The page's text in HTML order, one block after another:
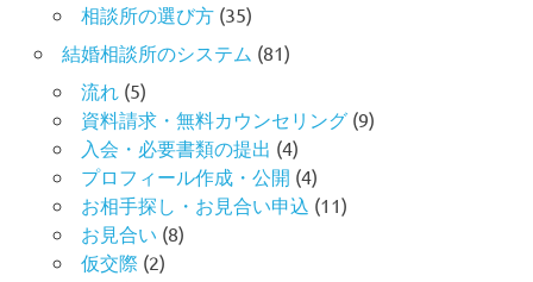
相談所の選び方(35)
結婚相談所のシステム (81)
流れ (5)
資料請求・無料カウンセリング(9)
入会・必要書類の提出 (4)
プロフィール作成・公開 (4)
お相手探し・お見合い申込 (11)
お見合い (8)
仮交際(2)